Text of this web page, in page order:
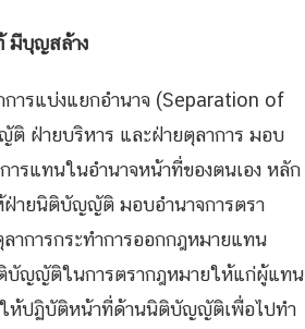
าง
ารแบ่งแยกอำนาจ (Separation of
ฝ่ายบริหาร และฝ่ายตุลาการ มอบ
รแทนในอำนาจหน้าที่ของตนเอง หลัก
ายนิติบัญญัติ มอบอำนาจการตรา
าการกระทำการออกกฎหมายแทน
บัญญัติในการตรากฎหมายให้แก่ผู้แทน
ให้ปฏิบัติหน้าที่ด้านนิติบัญญัติเพื่อไปทำ